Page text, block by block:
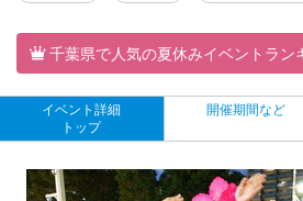
千葉県で人気の夏休みイベントラン
イベント詳細
トップ
開催期間など